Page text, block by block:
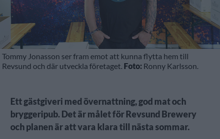
Tommy Jonasson ser fram emot att kunna flytta hem till
Revsund och där utveckla företaget. Foto: Ronny Karlsson.
Ett gästgiveri med övernattning, god mat och
bryggeripub. Det är målet för Revsund Brewery
och planen är att vara klara till nästa sommar.